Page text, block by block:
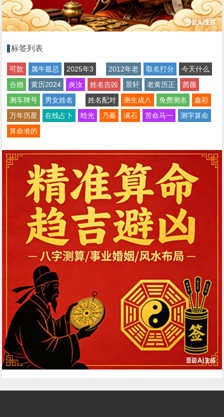
标签列表
可歆 属牛最忌 2025年3 2012年老 取名打分
今天什么
合婚
黄历2024 炎汝 姓名吉凶 景轩 老黄历正
茜薇
测车牌号
男女姓名 姓名配对 测生成八 免费测名
鑫彩
万年历星
在线占卜 晗光 乃蓁 满石 苦命马一
测字算命
算命准的